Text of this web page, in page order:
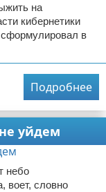
на
кибернетики
в
Подробнее
уйдем
небо
воет, словно